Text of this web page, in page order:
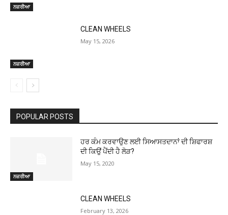
ਨਜ਼ਰੀਆ
ਨਜ਼ਰੀਆ
CLEAN WHEELS
May 15, 2026
POPULAR POSTS
ਨਜ਼ਰੀਆ
ਹਰ ਕੰਮ ਕਰਵਾਉਣ ਲਈ ਸਿਆਸਤਦਾਨਾਂ ਦੀ ਸ਼ਿਫਾਰਸ਼
ਦੀ ਕਿਉਂ ਪੈਂਦੀ ਹੈ ਲੋੜ?
May 15, 2020
CLEAN WHEELS
February 13, 2026